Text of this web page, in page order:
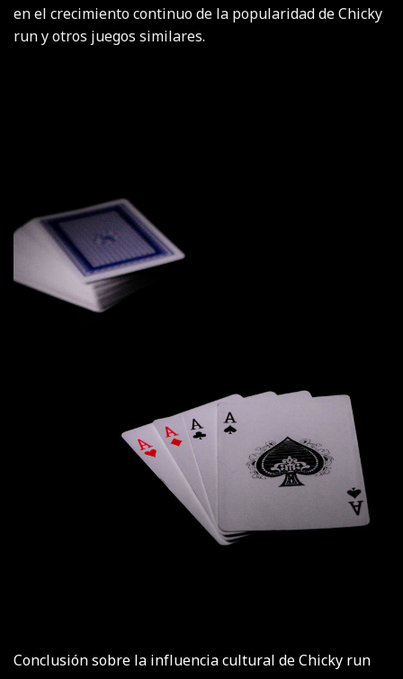
en el crecimiento continuo de la popularidad de Chicky
run y otros juegos similares.
Conclusión sobre la influencia cultural de Chicky run